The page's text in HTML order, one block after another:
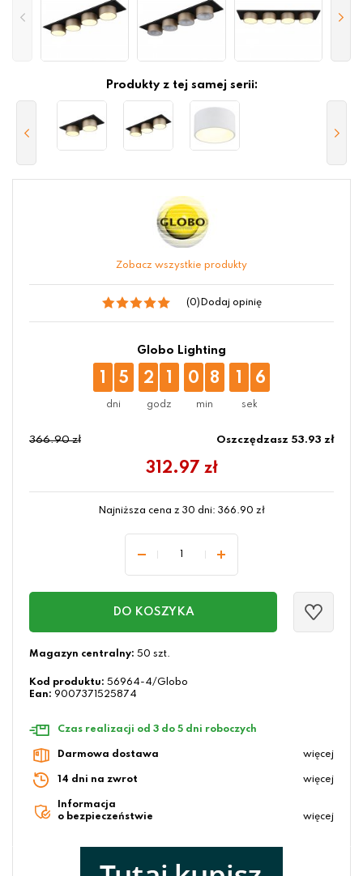
Produkty z tej samej serii:
Zobacz wszystkie produkty
(0) Dodaj opinię
Globo Lighting
1 5 2 1 0 8 1 5
366.90 zł Oszczędzasz 53.93 zł
312.97 zł
Najniższa cena z 30 dni: 366.90 zł
DO KOSZYKA
Magazyn centralny: 50 szt.
Kod produktu: 56964-4/Globo
Ean: 9007371525874
Czas realizacji od 3 do 5 dni roboczych
Darmowa dostawa więcej
14 dni na zwrot więcej
Informacja
o bezpieczeństwie
więcej